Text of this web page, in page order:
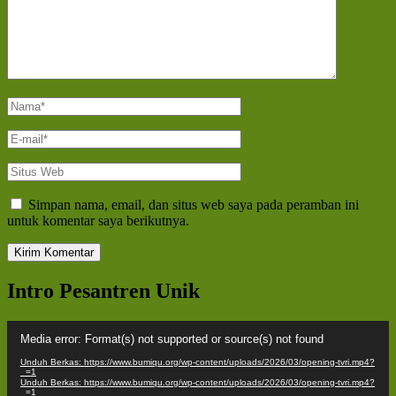
Nama*
E-
mail*
Situs
Web
Simpan nama, email, dan situs web saya pada peramban ini
untuk komentar saya berikutnya.
Intro Pesantren Unik
Video
Media error: Format(s) not supported or source(s) not found
Unduh Berkas: https://www.bumiqu.org/wp-content/uploads/2026/03/opening-tvri.mp4?
_=1
Unduh Berkas: https://www.bumiqu.org/wp-content/uploads/2026/03/opening-tvri.mp4?
_=1